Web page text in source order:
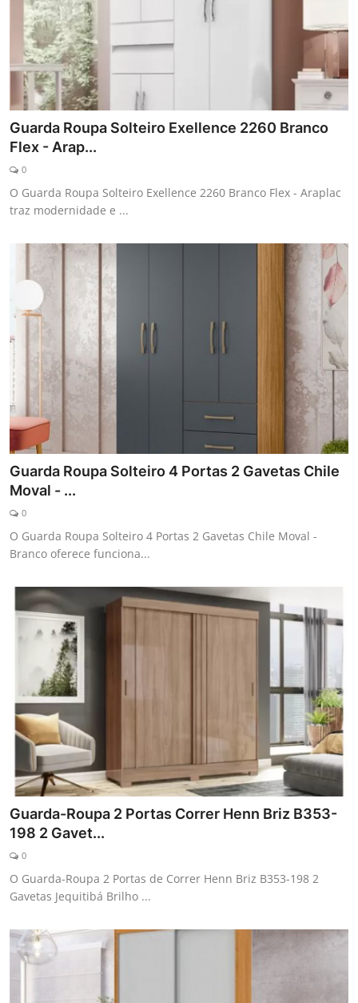
Guarda Roupa Solteiro Exellence 2260 Branco
Flex - Arap...
0
O Guarda Roupa Solteiro Exellence 2260 Branco Flex - Araplac
traz modernidade e ...
Guarda Roupa Solteiro 4 Portas 2 Gavetas Chile
Moval - ...
0
O Guarda Roupa Solteiro 4 Portas 2 Gavetas Chile Moval -
Branco oferece funciona...
Guarda-Roupa 2 Portas Correr Henn Briz B353-
198 2 Gavet...
0
O Guarda-Roupa 2 Portas de Correr Henn Briz B353-198 2
Gavetas Jequitibá Brilho ...